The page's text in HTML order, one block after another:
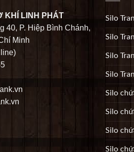
KHÍ LINH PHÁT
40, P. Hiệp Bình Chánh,
Minh
Silo
Silo
Silo
Silo
Silo
Silo
Silo
Silo